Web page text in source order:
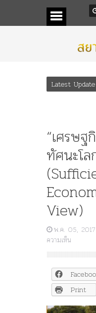
Latest Update
“เทพีรัฐธรรมนูญ” เทพองค์ใหม่ใน
“เศรษ
ทัศนะโล
View)
พ.ค. 05, 2017
ความเห็น
“เศรษฐ
พอ
เพียง
ใน
ทัศนะ
โลก”
Print